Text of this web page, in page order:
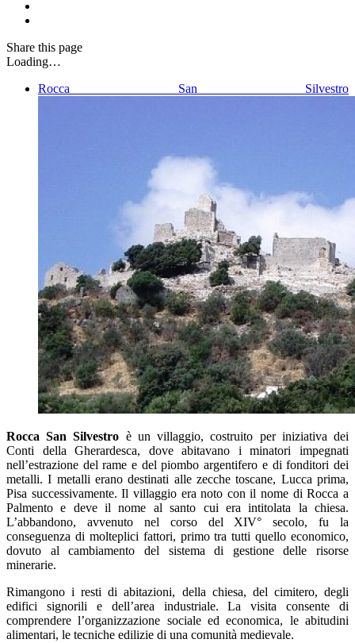
Share this page
Loading…
Rocca San Silvestro
Rocca San Silvestro è un villaggio, costruito per iniziativa dei
Conti della Gherardesca, dove abitavano i minatori impegnati
nell’estrazione del rame e del piombo argentifero e di fonditori dei
metalli. I metalli erano destinati alle zecche toscane, Lucca prima,
Pisa successivamente. Il villaggio era noto con il nome di Rocca a
Palmento e deve il nome al santo cui era intitolata la chiesa.
L’abbandono, avvenuto nel corso del XIV° secolo, fu la
conseguenza di molteplici fattori, primo tra tutti quello economico,
dovuto al cambiamento del sistema di gestione delle risorse
minerarie.
Rimangono i resti di abitazioni, della chiesa, del cimitero, degli
edifici signorili e dell’area industriale. La visita consente di
comprendere l’organizzazione sociale ed economica, le abitudini
alimentari, le tecniche edilizie di una comunità medievale.